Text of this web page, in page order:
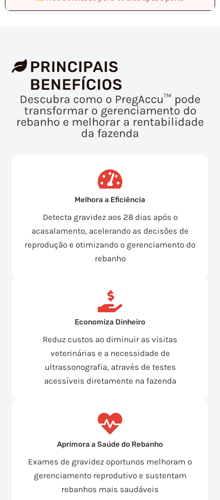
PRINCIPAIS
BENEFÍCIOS
Descubra como o PregAccu™ pode
transformar o gerenciamento do
rebanho e melhorar a rentabilidade
da fazenda
Melhora a Eficiência
Detecta gravidez aos 28 dias após o
acasalamento, acelerando as decisões de
reprodução e otimizando o gerenciamento do
rebanho
Economiza Dinheiro
Reduz custos ao diminuir as visitas
veterinárias e a necessidade de
ultrassonografia, através de testes
acessíveis diretamente na fazenda
Aprimora a Saúde do Rebanho
Exames de gravidez oportunos melhoram o
gerenciamento reprodutivo e sustentam
rebanhos mais saudáveis